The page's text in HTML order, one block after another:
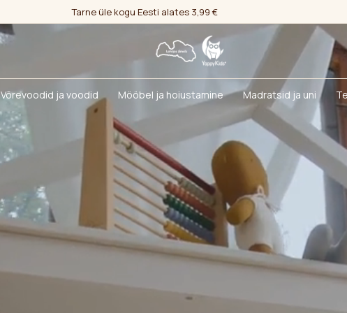
Tarne üle kogu Eesti alates 3,99 €
Võrevoodid ja voodid Mööbel ja hoiustamine Madratsid ja uni